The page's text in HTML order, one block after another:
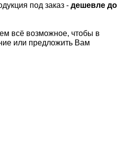
под заказ - дешевле до
всё возможное, чтобы в
или предложить Вам